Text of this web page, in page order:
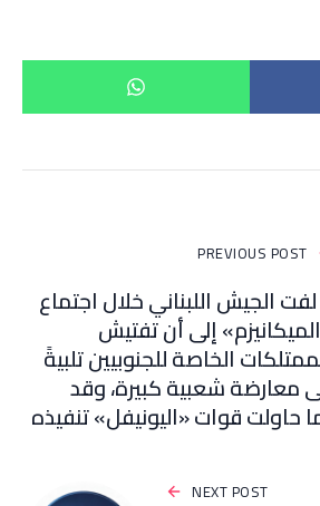
PREVIOUS POST
لفت الجيش اللبناني خلال اجتماع
إلى أن تفتيش
الخاصة للجنوبيين تلبيةً
معارضة شعبية كبيرة، وقد
قوات «اليونيفل» تنفيذه
NEXT POST